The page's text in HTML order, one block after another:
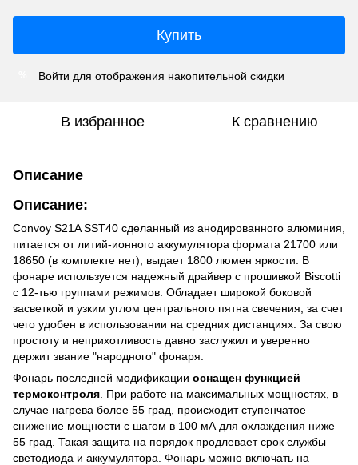
Купить
Войти для отображения накопительной скидки
В избранное К сравнению
Описание
Описание:
Convoy S21A SST40 сделанный из анодированного алюминия,
питается от литий-ионного аккумулятора формата 21700 или
18650 (в комплекте нет), выдает 1800 люмен яркости. В
фонаре используется надежный драйвер с прошивкой Biscotti
с 12-тью группами режимов. Обладает широкой боковой
засветкой и узким углом центрального пятна свечения, за счет
чего удобен в использовании на средних дистанциях. За свою
простоту и неприхотливость давно заслужил и уверенно
держит звание "народного" фонаря.
Фонарь последней модификации оснащен функцией
термоконтроля . При работе на максимальных мощностях, в
случае нагрева более 55 град, происходит ступенчатое
снижение мощности с шагом в 100 мА для охлаждения ниже
55 град. Такая защита на порядок продлевает срок службы
светодиода и аккумулятора. Фонарь можно включать на